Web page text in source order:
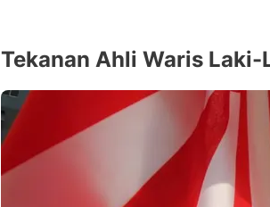
Tekanan Ahli Waris Laki-